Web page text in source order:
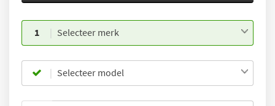
1 Selecteer merk
Selecteer model